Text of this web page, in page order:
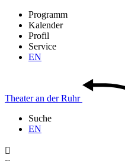
Programm
Kalender
Profil
Service
EN
Theateran derRuhr
Suche
EN
